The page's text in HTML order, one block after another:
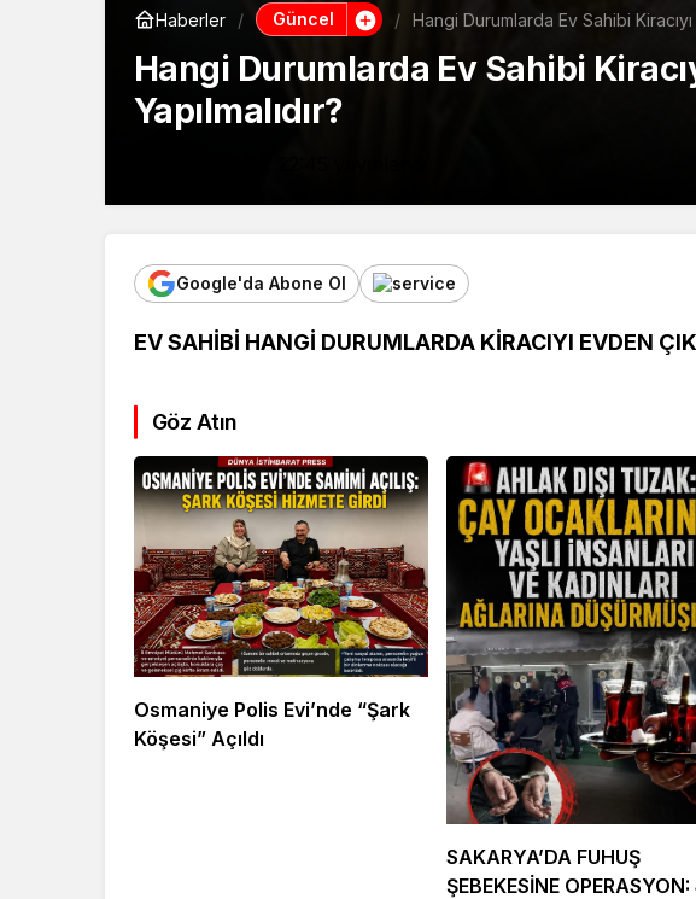
Haberler Güncel Hangi Durumlarda Ev Sahibi Kiracıyı
Hangi Durumlarda Ev Sahibi
Yapılmalıdır?
Google'da Abone Ol
EV SAHİBİ HANGİ DURUMLARDA KİRACIYI EVDEN
Göz Atın
Osmaniye Polis Evi’nde “Şark
Köşesi” Açıldı
SAKARYA’DA FUHUŞ
ŞEBEKESİNE OPERASYON:
Türk Müziğinin
Unutulmaz İsmi Tanju
Dönümünde Anılıyor
Ekonomi
Mersin’de Ekonomi ve
Siyaset Gündemi:
Önemli İsimler Bir Araya
Geldi